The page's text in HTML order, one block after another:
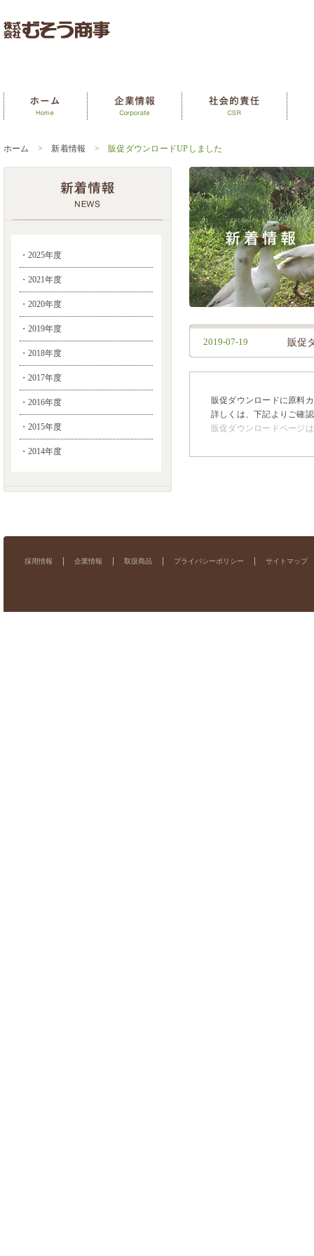
ホーム > 新着情報 > 販促ダウンロードUPしました
・2025年度
・2021年度
・2020年度
・2019年度
・2018年度
・2017年度
・2016年度
・2015年度
・2014年度
2019-07-19 販促
販促ダウンロードに原料
詳しくは、下記よりご確
販促ダウンロードページ
採用情報 企業情報 取扱商品 プライバシーポリシー サイトマップ